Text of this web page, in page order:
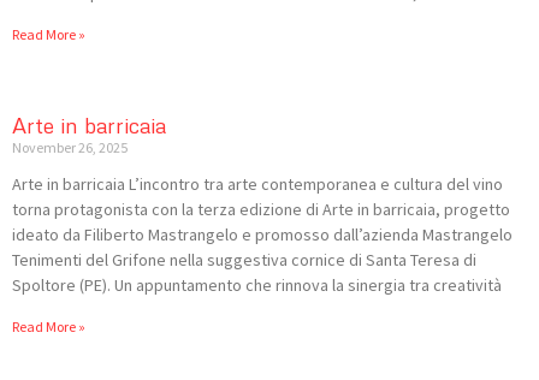
Read More »
Arte in barricaia
November 26, 2025
Arte in barricaia L’incontro tra arte contemporanea e cultura del vino
torna protagonista con la terza edizione di Arte in barricaia, progetto
ideato da Filiberto Mastrangelo e promosso dall’azienda Mastrangelo
Tenimenti del Grifone nella suggestiva cornice di Santa Teresa di
Spoltore (PE). Un appuntamento che rinnova la sinergia tra creatività
Read More »